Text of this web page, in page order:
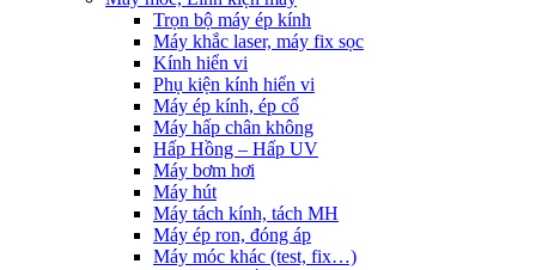
Trọn bộ máy ép kính
Máy khắc laser, máy fix sọc
Kính hiển vi
Phụ kiện kính hiển vi
Máy ép kính, ép cổ
Máy hấp chân không
Hấp Hồng – Hấp UV
Máy bơm hơi
Máy hút
Máy tách kính, tách MH
Máy ép ron, đóng áp
Máy móc khác (test, fix…)